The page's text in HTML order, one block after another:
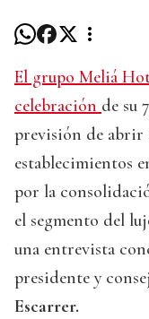
El grupo Meliá
celebración de su
previsión de abrir
establecimientos
por la
el segmento del
una entrevista
presidente y
Escarrer.